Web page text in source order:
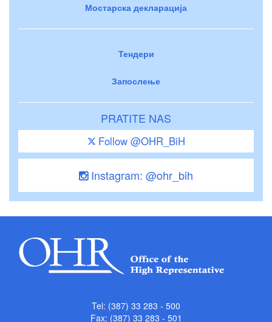
Мостарска декларација
Тендери
Запослење
PRATITE NAS
Follow @OHR_BiH
Instagram: @ohr_bih
Tel: (387) 33 283 - 500
Fax: (387) 33 283 - 501